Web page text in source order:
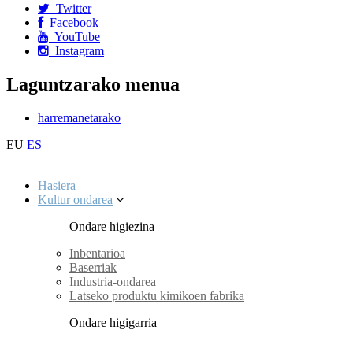
Twitter
Facebook
YouTube
Instagram
Laguntzarako menua
harremanetarako
EU ES
Hasiera
Kultur ondarea
Ondare higiezina
Inbentarioa
Baserriak
Industria-ondarea
Latseko produktu kimikoen fabrika
Ondare higigarria